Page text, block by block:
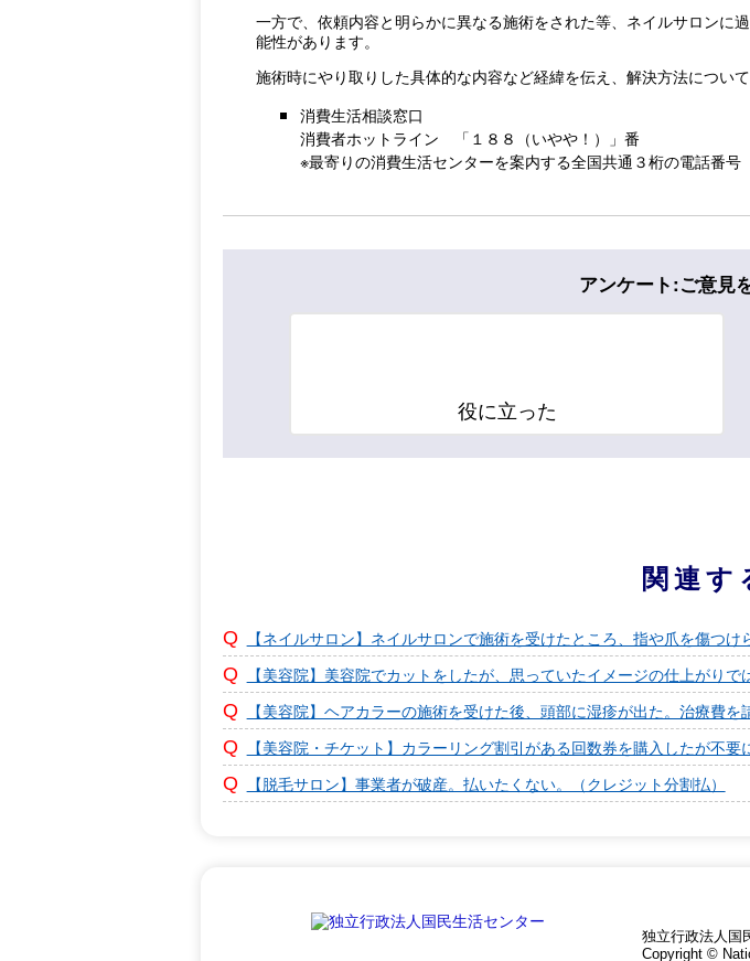
一方で、依頼内容と明らかに異なる施術をされた等、ネイルサロン
能性があります。
施術時にやり取りした具体的な内容など経緯を伝え、解決方法につい
消費生活相談窓口
消費者ホットライン 「１８８（いやや！）」番
※最寄りの消費生活センターを案内する全国共通３桁の電話番号
アンケート:ご意見
役に立った
関連す
【ネイルサロン】ネイルサロンで施術を受けたところ、指や爪を傷つけ
【美容院】美容院でカットをしたが、思っていたイメージの仕上がりで
【美容院】ヘアカラーの施術を受けた後、頭部に湿疹が出た。治療費を
【美容院・チケット】カラーリング割引がある回数券を購入したが不要
【脱毛サロン】事業者が破産。払いたくない。（クレジット分割払）
独立行政法人国
Copyright ©